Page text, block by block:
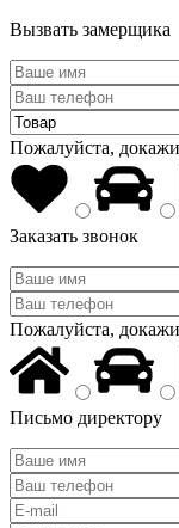
Вызвать замерщика
Пожалуйста,
Заказать звонок
Пожалуйста,
Письмо директору